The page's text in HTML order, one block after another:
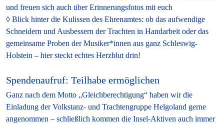
und freuen sich auch über Erinnerungsfotos mit euch
Blick hinter die Kulissen des Ehrenamtes: ob das aufwendige
Schneidern und Ausbessern der Trachten in Handarbeit oder das
gemeinsame Proben der Musiker*innen aus ganz Schleswig-
Holstein – hier steckt echtes Herzblut drin!
Spendenaufruf: Teilhabe ermöglichen
Ganz nach dem Motto „Gleichberechtigung“ haben wir die
Einladung der Volkstanz- und Trachtengruppe Helgoland gerne
angenommen – schließlich kommen die Insel-Aktiven auch immer